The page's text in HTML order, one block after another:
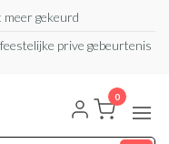
gekeurd
prive gebeurtenis
0